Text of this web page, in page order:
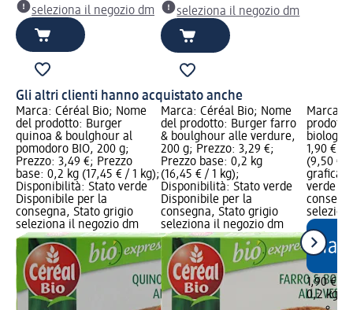
seleziona il negozio dm
seleziona il negozio dm
Gli altri clienti hanno acquistato anche
Marca: Céréal Bio; Nome
del prodotto: Burger
quinoa & boulghour al
pomodoro BIO, 200 g;
Prezzo: 3,49 €; Prezzo
base: 0,2 kg (17,45 € / 1 kg);
Disponibilità: Stato verde
Disponibile per la
consegna, Stato grigio
seleziona il negozio dm
Marca: Céréal Bio; Nome
del prodotto: Burger farro
& boulghour alle verdure,
200 g; Prezzo: 3,29 €;
Prezzo base: 0,2 kg
(16,45 € / 1 kg);
Disponibilità: Stato verde
Disponibile per la
consegna, Stato grigio
seleziona il negozio dm
Marca:
1,90 €;
(9,50 € /
grafica;
verde
1,90 €
0,2 kg